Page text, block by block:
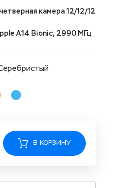
четверная камера 12/12/12
A14 Bionic, 2990 МГц
В КОРЗИНУ